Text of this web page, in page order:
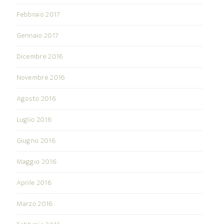
Febbraio 2017
Gennaio 2017
Dicembre 2016
Novembre 2016
Agosto 2016
Luglio 2016
Giugno 2016
Maggio 2016
Aprile 2016
Marzo 2016